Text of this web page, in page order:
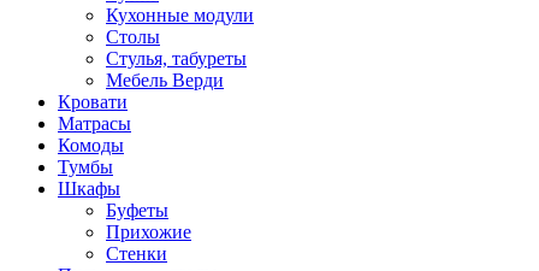
Кухонные модули
Столы
Стулья, табуреты
Мебель Верди
Кровати
Матрасы
Комоды
Тумбы
Шкафы
Буфеты
Прихожие
Стенки